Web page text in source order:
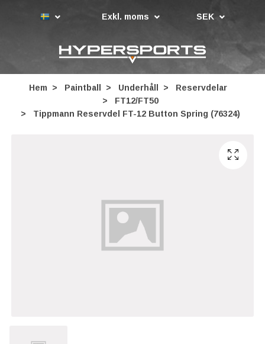
Exkl. moms SEK
Hem Paintball Underhåll
Reservdelar
FT12/FT50
Tippmann Reservdel FT-12 Button Spring (76324)